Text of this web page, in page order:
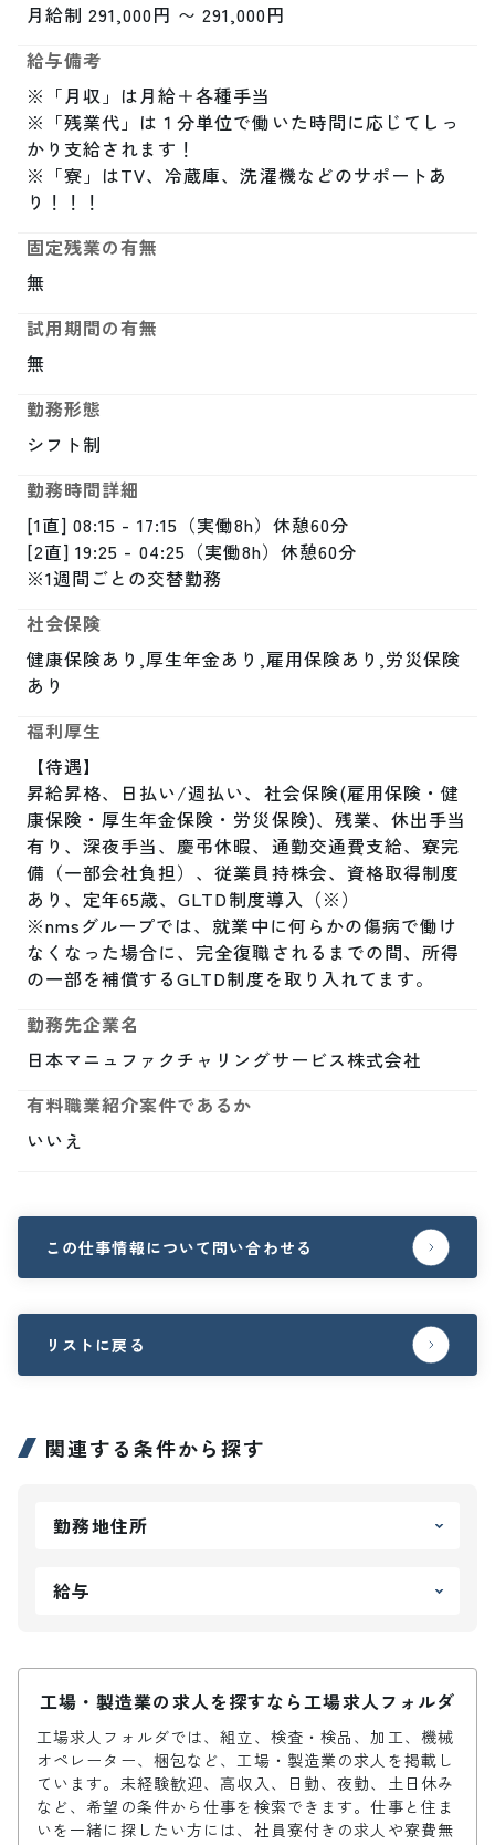
月給制 291,000円 〜 291,000円
給与備考
※「月収」は月給＋各種手当
※「残業代」は１分単位で働いた時間に応じてしっ
かり支給されます！
※「寮」はTV、冷蔵庫、洗濯機などのサポートあ
り！！！
固定残業の有無
無
試用期間の有無
無
勤務形態
シフト制
勤務時間詳細
[1直] 08:15 - 17:15（実働8h）休憩60分
[2直] 19:25 - 04:25（実働8h）休憩60分
※1週間ごとの交替勤務
社会保険
健康保険あり,厚生年金あり,雇用保険あり,労災保険
あり
福利厚生
【待遇】
昇給昇格、日払い/週払い、社会保険(雇用保険・健
康保険・厚生年金保険・労災保険)、残業、休出手当
有り、深夜手当、慶弔休暇、通勤交通費支給、寮完
備（一部会社負担）、従業員持株会、資格取得制度
あり、定年65歳、GLTD制度導入（※）
※nmsグループでは、就業中に何らかの傷病で働け
なくなった場合に、完全復職されるまでの間、所得
の一部を補償するGLTD制度を取り入れてます。
勤務先企業名
日本マニュファクチャリングサービス株式会社
有料職業紹介案件であるか
いいえ
この仕事情報について問い合わせる
リストに戻る
関連する条件から探す
勤務地住所
給与
工場・製造業の求人を探すなら工場求人フォルダ
工場求人フォルダでは、組立、検査・検品、加工、機械
オペレーター、梱包など、工場・製造業の求人を掲載し
ています。未経験歓迎、高収入、日勤、夜勤、土日休み
など、希望の条件から仕事を検索できます。仕事と住ま
いを一緒に探したい方には、社員寮付きの求人や寮費無